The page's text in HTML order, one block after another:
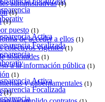
Activa
Focalizada
Activa
Focalizada
administrativas (1)
(1)
(1)
puesto (1)
de acceder a ellos (1)
colectivos vigentes (1)
solicitudes (1)
a la información pública (1)
(1)
y gubernamentales (1)
(1)